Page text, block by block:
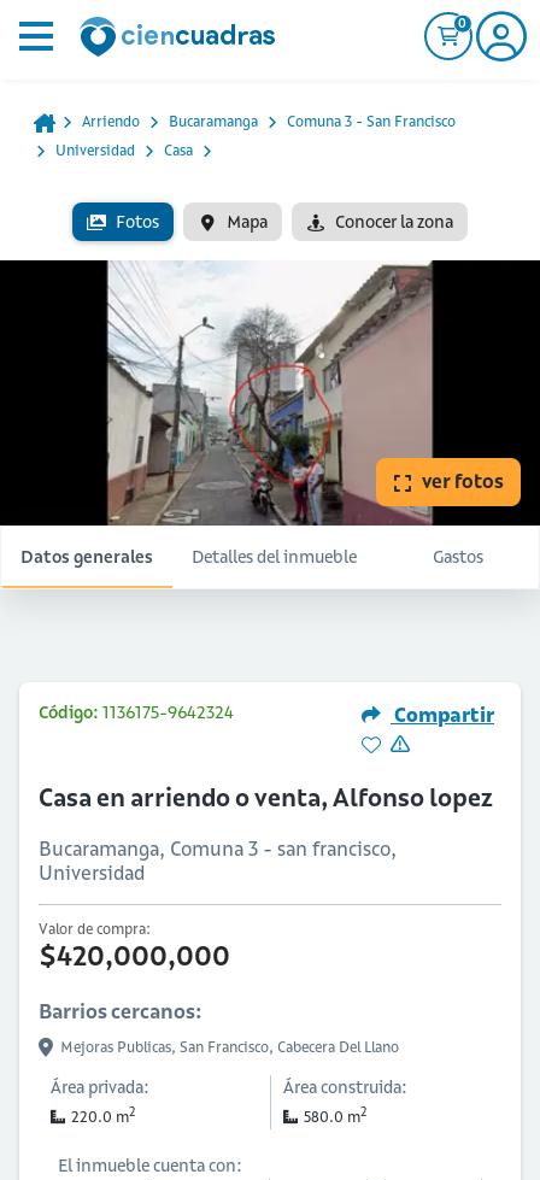
0
Arriendo Bucaramanga
Comuna 3 - San Francisco
Universidad
Casa
Fotos Mapa Conocer la zona
ver fotos
Datos generales Detalles del inmueble Gastos
Código: 1136175-9642324 Compartir
Casa en arriendo o venta, Alfonso lopez
Bucaramanga, Comuna 3 - san francisco,
Universidad
Valor de compra:
$420,000,000
Barrios cercanos:
Mejoras Publicas, San Francisco, Cabecera Del Llano
Área privada:
220.0 m2
Área construida:
580.0 m2
El inmueble cuenta con: